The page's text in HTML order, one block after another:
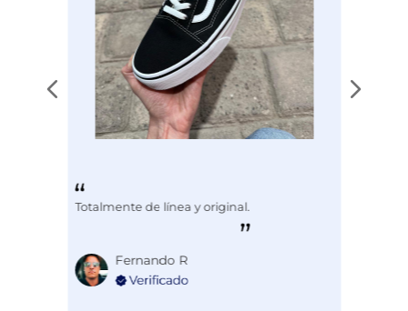
Totalmente de línea y original.
Fernando R